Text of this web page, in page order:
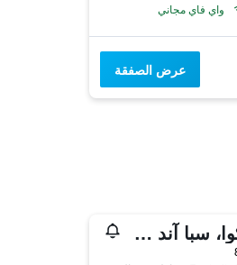
واي فاي مجاني
عرض الصفقة
هوتل فايكنج أكوا، سبا آند ويلنيس